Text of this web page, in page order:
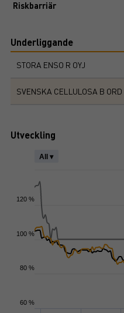
Riskbarriär
Underliggande
STORA ENSO R OYJ
SVENSKA CELLULOSA B ORD
Utveckling
All ▾
60 %
80 %
100 %
120 %